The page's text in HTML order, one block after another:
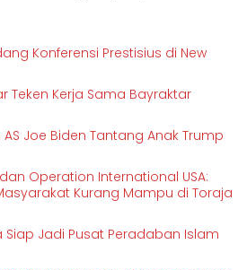
Konferensi Prestisius di New
Teken Kerja Sama Bayraktar
Joe Biden Tantang Anak Trump
Operation International USA:
Kurang Mampu di Toraja
Siap Jadi Pusat Peradaban Islam